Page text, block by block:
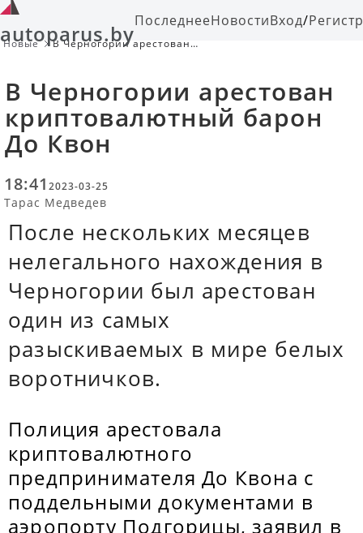
autoparus.byПоследнееНовостиВход/
Новые
В Черногории арестован
В Черногории арестован
криптовалютный барон
До Квон
18:41 2023-03-25
Тарас Медведев
После нескольких месяцев
нелегального нахождения в
Черногории был арестован
один из самых
разыскиваемых в мире белых
воротничков.
Полиция арестовала
криптовалютного
предпринимателя До Квона с
поддельными документами в
аэропорту Подгорицы, заявил в